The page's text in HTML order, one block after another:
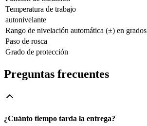
Temperatura de trabajo
autonivelante
Rango de nivelación automática (±) en grados
Paso de rosca
Grado de protección
Preguntas frecuentes
¿Cuánto tiempo tarda la entrega?